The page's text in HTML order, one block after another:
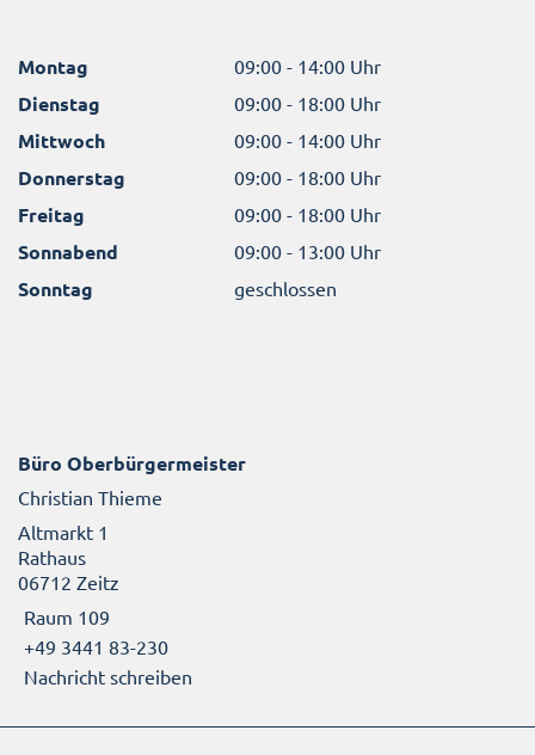
Montag 09:00 - 14:00 Uhr
Dienstag 09:00 - 18:00 Uhr
Mittwoch 09:00 - 14:00 Uhr
Donnerstag 09:00 - 18:00 Uhr
Freitag 09:00 - 18:00 Uhr
Sonnabend 09:00 - 13:00 Uhr
Sonntag geschlossen
Büro Oberbürgermeister
Christian Thieme
Altmarkt 1
Rathaus
06712 Zeitz
Raum 109
+49 3441 83-230
Nachricht schreiben